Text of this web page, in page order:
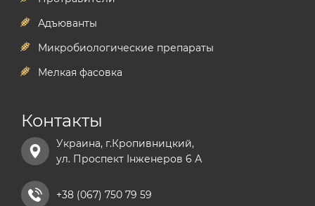
Адъюванты
Микробиологические препараты
Мелкая фасовка
Контакты
Украина, г.Кропивницкий,
ул. Проспект Інженеров 6 А
+38 (067) 750 79 59